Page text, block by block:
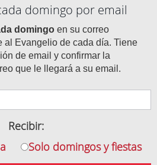
domingo por email
domingo en su correo
al Evangelio de cada día. Tiene
de email y confirmar la
que le llegará a su email.
Recibir:
Solo domingos y fiestas